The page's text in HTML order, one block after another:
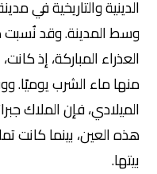
الدينية والتاريخية في
وسط المدينة. وقد نُسبت
العذراء المباركة، إذ
منها ماء الشرب يوميًا.
الميلادي، فإن الملاك
هذه العين، بينما كانت
بيتها.